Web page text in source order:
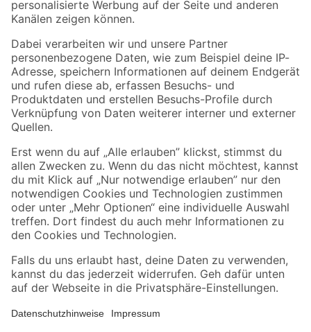
Folge uns
Zahlungsarten Versandarten
Sicher einkaufen
Jetzt die toom-App herunterladen
Alle Preisangaben in EUR inkl. gesetzl. MwSt.. Die dargestellten Angebote sind unter
Umständen nicht in allen Märkten verfügbar. Die angegebenen Verfügbarkeiten beziehen
Produkte nur solange der Vorrat reicht.
*Paketversand ab 59 € versandkostenfrei, gilt nicht für Artikel mit Speditionsversand, hier